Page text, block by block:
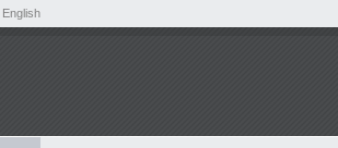
English